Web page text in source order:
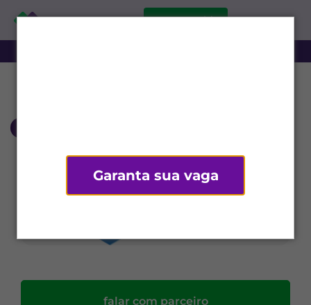
Garanta sua vaga
comece grátis
falar com parceiro